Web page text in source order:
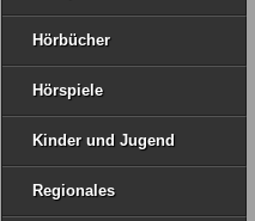
Hörbücher
Hörspiele
Kinder und Jugend
Regionales